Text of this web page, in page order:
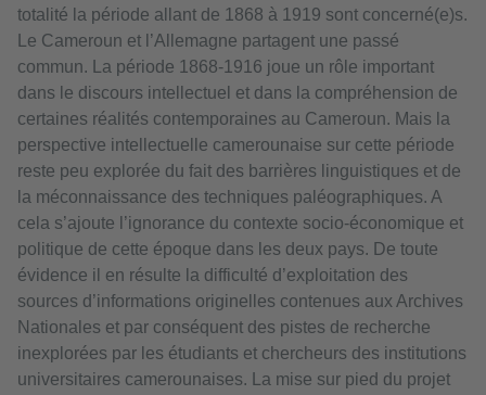
totalité la période allant de 1868 à 1919 sont concerné(e)s.
Le Cameroun et l’Allemagne partagent une passé
commun. La période 1868-1916 joue un rôle important
dans le discours intellectuel et dans la compréhension de
certaines réalités contemporaines au Cameroun. Mais la
perspective intellectuelle camerounaise sur cette période
reste peu explorée du fait des barrières linguistiques et de
la méconnaissance des techniques paléographiques. A
cela s’ajoute l’ignorance du contexte socio-économique et
politique de cette époque dans les deux pays. De toute
évidence il en résulte la difficulté d’exploitation des
sources d’informations originelles contenues aux Archives
Nationales et par conséquent des pistes de recherche
inexplorées par les étudiants et chercheurs des institutions
universitaires camerounaises. La mise sur pied du projet